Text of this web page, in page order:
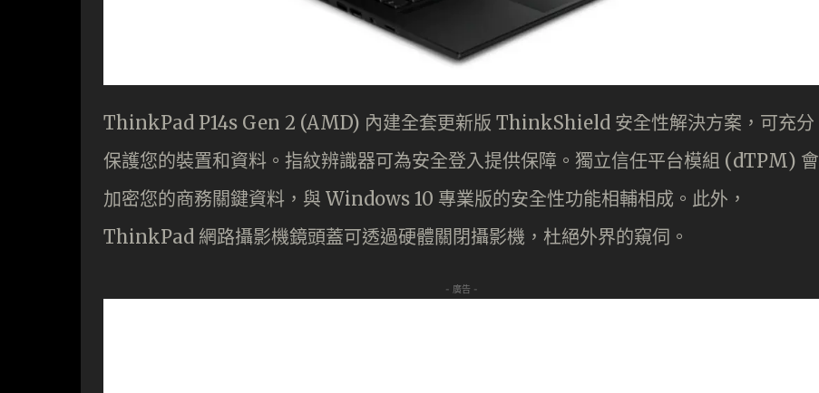
ThinkPad P14s Gen 2 (AMD) 內建全套更新版 ThinkShield 安全性解決方案，可充分
保護您的裝置和資料。指紋辨識器可為安全登入提供保障。獨立信任平台模組 (dTPM) 會
加密您的商務關鍵資料，與 Windows 10 專業版的安全性功能相輔相成。此外，
ThinkPad 網路攝影機鏡頭蓋可透過硬體關閉攝影機，杜絕外界的窺伺。
- 廣告 -